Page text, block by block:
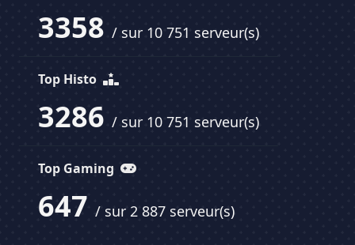
3358 / sur 10 751 serveur(s)
Top Histo
3286 / sur 10 751 serveur(s)
Top Gaming
647 / sur 2 887 serveur(s)